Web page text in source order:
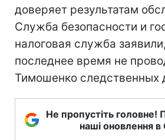
доверяет результатам
Служба безопасности и
налоговая служба
последнее время не
Тимошенко следственных
Не пропустіть головне!
наші оновлення в